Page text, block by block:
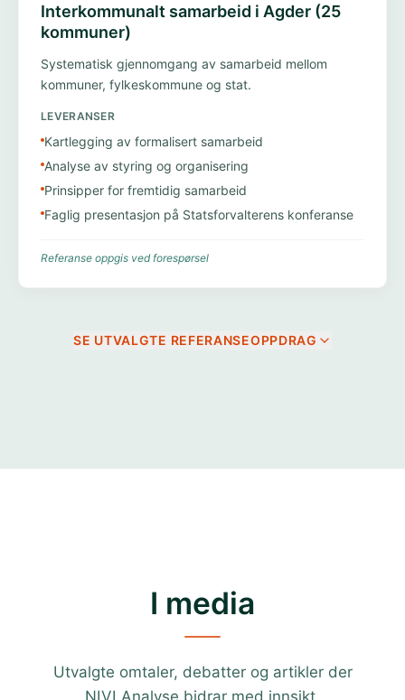
Interkommunalt samarbeid i Agder (25
kommuner)
Systematisk gjennomgang av samarbeid mellom
kommuner, fylkeskommune og stat.
LEVERANSER
Kartlegging av formalisert samarbeid
Analyse av styring og organisering
Prinsipper for fremtidig samarbeid
Faglig presentasjon på Statsforvalterens konferanse
Referanse oppgis ved forespørsel
SE UTVALGTE REFERANSEOPPDRAG
I media
Utvalgte omtaler, debatter og artikler der
NIVI Analyse bidrar med innsikt.